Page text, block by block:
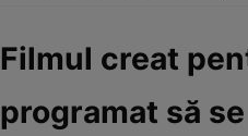
Filmul creat
programat să